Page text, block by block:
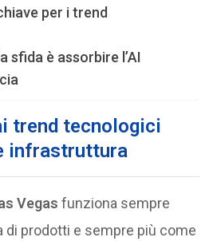
per i trend
sfida è assorbire l’AI
trend tecnologici
infrastruttura
Vegas funziona sempre
di prodotti e sempre più come